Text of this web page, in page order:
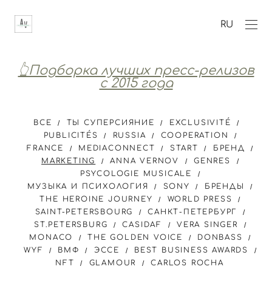
RU
👆Подборка лучших пресс-релизов
с 2015 года
ВСЕ ТЫ СУПЕРСИЯНИЕ
EXCLUSIVITÉ
PUBLICITÉS
RUSSIA
COOPERATION
FRANCE
MEDIACONNECT START
БРЕНД
MARKETING
ANNA VERNOV
GENRES
PSYCOLOGIE MUSICALE
МУЗЫКА И ПСИХОЛОГИЯ
SONY
БРЕНДЫ
THE HEROINE JOURNEY
WORLD PRESS
SAINT-PETERSBOURG
САНКТ-ПЕТЕРБУРГ
ST.PETERSBURG
CASIDAF
VERA SINGER
MONACO
THE GOLDEN VOICE
DONBASS
WYF
ВМФ ЭССЕ
BEST BUSINESS AWARDS
NFT
GLAMOUR CARLOS ROCHA